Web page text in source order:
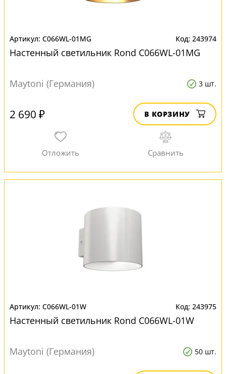
C066WL-01MG 243974
Настенный светильник Rond C066WL-01MG
Maytoni (Германия) 3 шт.
2 690 ₽ В КОРЗИНУ
C066WL-01W 243975
Настенный светильник Rond C066WL-01W
Maytoni (Германия) 50 шт.